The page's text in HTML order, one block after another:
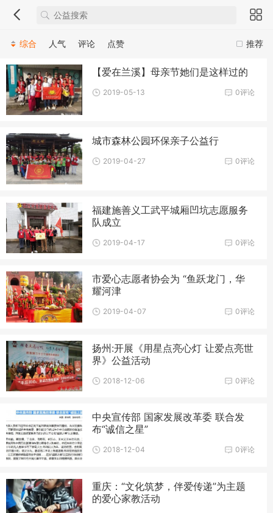
推荐
综合 人气 评论 点赞
【爱在兰溪】母亲节她们是这样过的
0评论
2019-05-13
城市森林公园环保亲子公益行
0评论
2019-04-27
福建施善义工武平城厢凹坑志愿服务
队成立
0评论
2019-04-17
市爱心志愿者协会为 “鱼跃龙门，华
耀河津
0评论
2019-04-07
扬州:开展《用星点亮心灯 让爱点亮世
界》公益活动
0评论
2018-12-06
中央宣传部 国家发展改革委 联合发
布“诚信之星”
0评论
2018-12-04
重庆：“文化筑梦，伴爱传递”为主题
的爱心家教活动